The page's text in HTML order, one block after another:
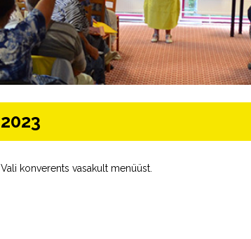
2023
Vali konverents vasakult menüüst.